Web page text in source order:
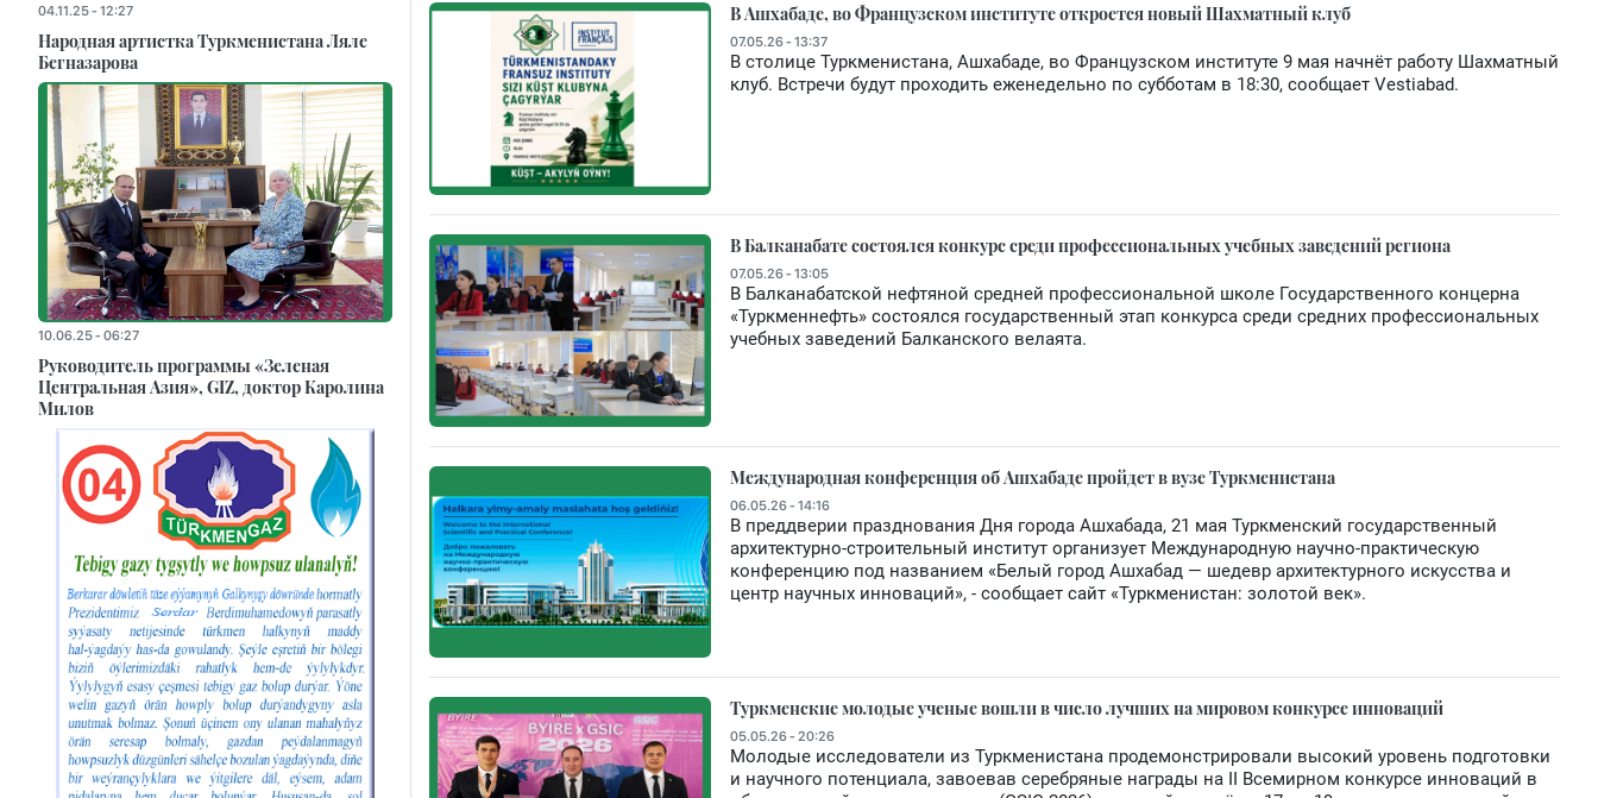
В Ашхабаде, во Французском институте откроется новый Шахматный клуб
07.05.26 - 13:37
В столице Туркменистана, Ашхабаде, во Французском институте 9 мая начнёт работу Шахматный
клуб. Встречи будут проходить еженедельно по субботам в 18:30, сообщает Vestiabad.
В Балканабате состоялся конкурс среди профессиональных учебных заведений региона
07.05.26 - 13:05
В Балканабатской нефтяной средней профессиональной школе Государственного концерна
«Туркменнефть» состоялся государственный этап конкурса среди средних профессиональных
учебных заведений Балканского велаята.
Международная конференция об Ашхабаде пройдет в вузе Туркменистана
06.05.26 - 14:16
В преддверии празднования Дня города Ашхабада, 21 мая Туркменский государственный
архитектурно-строительный институт организует Международную научно-практическую
конференцию под названием «Белый город Ашхабад — шедевр архитектурного искусства и
центр научных инноваций», - сообщает сайт «Туркменистан: золотой век».
Туркменские молодые ученые вошли в число лучших на мировом конкурсе инноваций
05.05.26 - 20:26
Молодые исследователи из Туркменистана продемонстрировали высокий уровень подготовки
и научного потенциала, завоевав серебряные награды на II Всемирном конкурсе инноваций в
04.11.25 - 12:27
Народная артистка Туркменистана Ляле
Бегназарова
10.06.25 - 06:27
Руководитель программы «Зеленая
Центральная Азия», GIZ, доктор Каролина
Милов